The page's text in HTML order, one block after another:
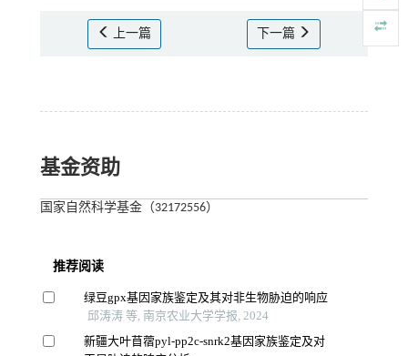
上一篇 下一篇
基金资助
国家自然科学基金（32172556）